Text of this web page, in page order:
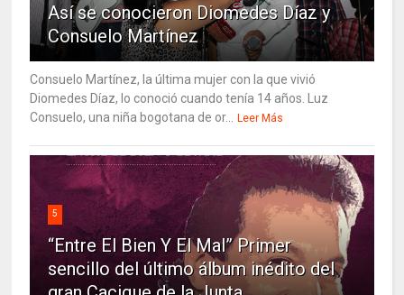
Así se conocieron Diomedes Díaz y
Consuelo Martínez
Consuelo Martínez, la última mujer con la que vivió
Diomedes Díaz, lo conoció cuando tenía 14 años. Luz
Consuelo, una niña bogotana de or... Leer Más
5
“Entre El Bien Y El Mal” Primer
sencillo del último álbum inédito del